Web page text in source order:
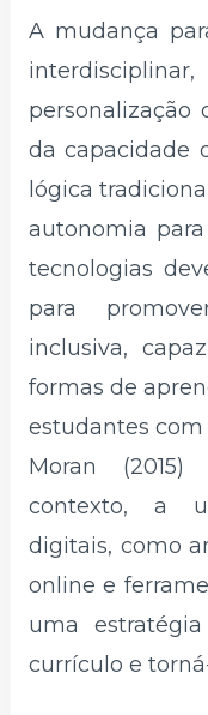
A mudança
personalização
da capacidade
lógica
autonomia
tecnologias
para
inclusiva,
formas de
estudantes
Moran
contexto, a
digitais, como
online e
uma
currículo e